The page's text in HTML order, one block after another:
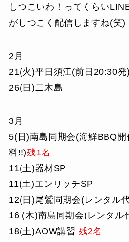
しつこいわ！ってくらい
がしつこく配信しますね(笑)
2月
21(火)平日須江(前日20:30発
26(日)二木島
3月
5(日)南島同期会(海鮮BBQ開
料!!)残1名
11(土)器材SP
11(土)エンリッチSP
12(日)尾鷲同期会(レンタル
16 (木)南島同期会(レンタル
18(土)AOW講習 残2名